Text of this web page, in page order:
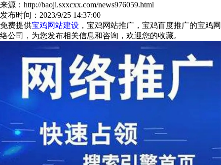
来源：http://baoji.sxxcxx.com/news976059.html
发布时间：2023/9/25 14:37:00
免费提供宝鸡网站建设 ，宝鸡网站推广，宝鸡百度推广的宝鸡网
络公司，为您发布相关信息和咨询，欢迎您的收藏。